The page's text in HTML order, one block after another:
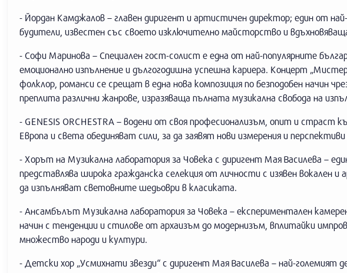
- Йордан Камджалов – главен диригент и артистичен директор; един от
будители, известен със своето изключително майсторство и
- Софи Маринова – Специален гост-солист е една от най-популярните
емоционално изпълнение и дългогодишна успешна кариера. Концерт
фолклор, романси се срещат в една нова композиция по безподобен начин
преплита различни жанрове, изразяваща пълната музикална свобода на
- GENESIS ORCHESTRA – водени от своя професионализъм, опит и
Европа и света обединяват сили, за да заявят нови измерения и
- Хорът на Музикална лаборатория за Човека с диригент Мая Василева –
представлява широка гражданска селекция от личности с изявен вокален
да изпълняват световните шедьоври в класиката.
- Ансамбълът Музикална лаборатория за Човека – експериментален
начин с тенденции и стилове от архаизъм до модернизъм, вплитайки
множество народи и култури.
- Детски хор „Усмихнати звезди“ с диригент Мая Василева – най-големият